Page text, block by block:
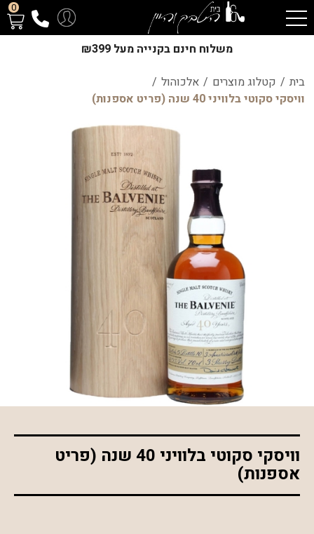
0
משלוח חינם בקנייה מעל ₪399
בית / קטלוג מוצרים / אלכוהול /
וויסקי סקוטי בלוויני 40 שנה (פריט אספנות)
וויסקי סקוטי בלוויני 40 שנה (פריט
אספנות)